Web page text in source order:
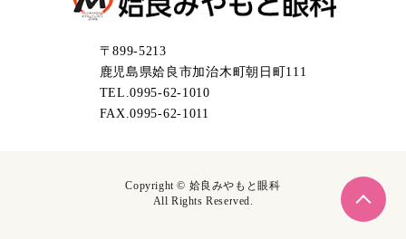
〒899-5213
鹿児島県姶良市加治木町朝日町111
TEL.0995-62-1010
FAX.0995-62-1011
Copyright © 姶良みやもと眼科
All Rights Reserved.